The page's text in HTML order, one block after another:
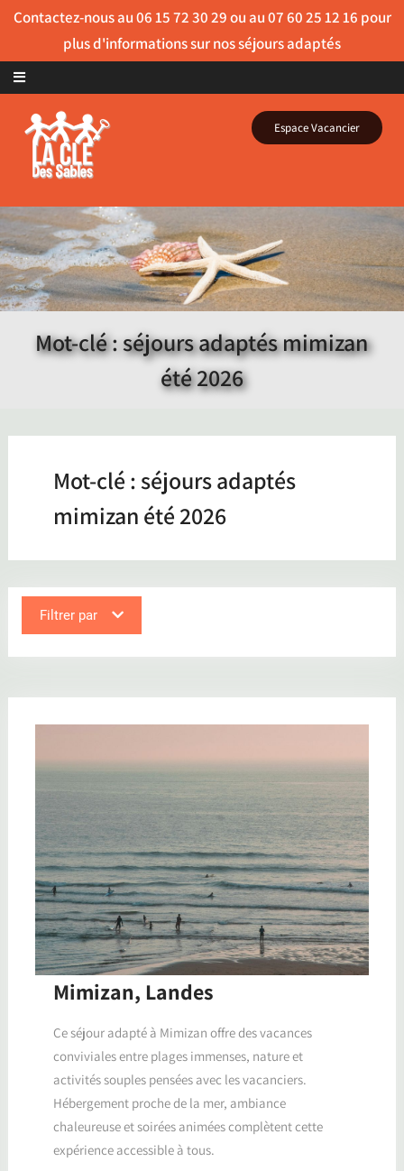
Skip to content
Espace Vacancier
Mot-clé : séjours adaptés mimizan
été 2026
Mot-clé :séjours adaptés
mimizan été 2026
Filtrer par
Mimizan, Landes
Ce séjour adapté à Mimizan offre des vacances
conviviales entre plages immenses, nature et
activités souples pensées avec les vacanciers.
Hébergement proche de la mer, ambiance
chaleureuse et soirées animées complètent cette
expérience accessible à tous.